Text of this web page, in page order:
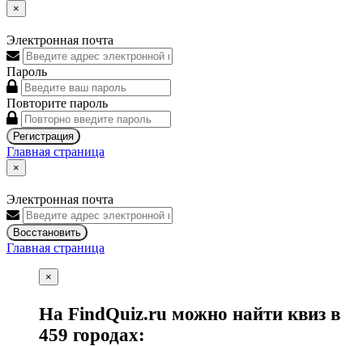
×
Электронная почта
Пароль
Повторите пароль
Регистрация
Главная страница
×
Электронная почта
Восстановить
Главная страница
×
На FindQuiz.ru можно найти квиз в
459 городах: